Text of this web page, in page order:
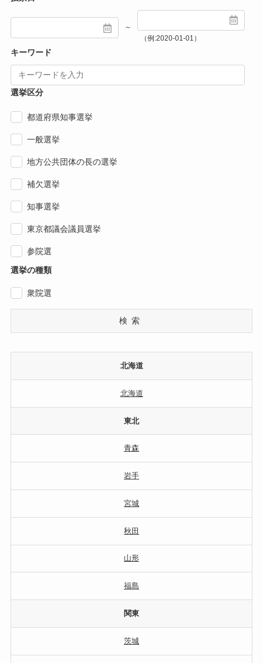
～
（例:2020-01-01）
キーワード
選挙区分
都道府県知事選挙
一般選挙
地方公共団体の長の選挙
補欠選挙
知事選挙
東京都議会議員選挙
参院選
選挙の種類
衆院選
検索
北海道
北海道
東北
青森
岩手
宮城
秋田
山形
福島
関東
茨城